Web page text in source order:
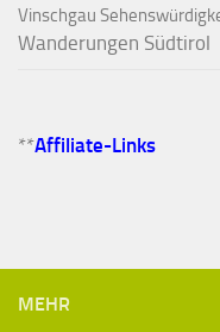
Vinschgau
Wanderungen Südtirol
**Affiliate-Links
MEHR